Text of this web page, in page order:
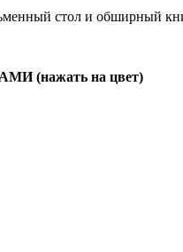
стол и обширный
(нажать на цвет)